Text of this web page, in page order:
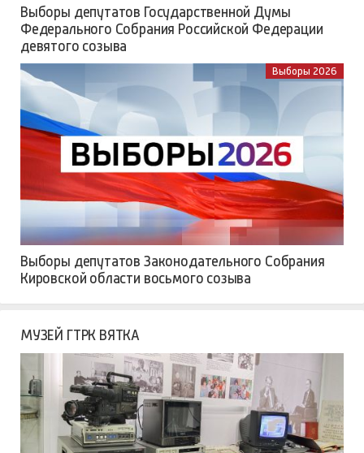
Выборы депутатов Государственной Думы
Федерального Собрания Российской Федерации
девятого созыва
Выборы 2026
Выборы депутатов Законодательного Собрания
Кировской области восьмого созыва
МУЗЕЙ ГТРК ВЯТКА